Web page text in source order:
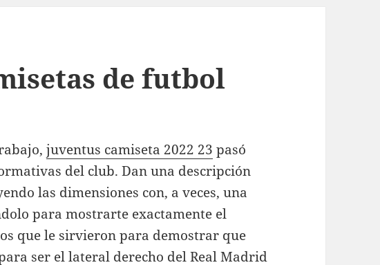
de futbol
juventus camiseta 2022 23 pasó
del club. Dan una descripción
las dimensiones con, a veces, una
para mostrarte exactamente el
que le sirvieron para demostrar que
ser el lateral derecho del Real Madrid